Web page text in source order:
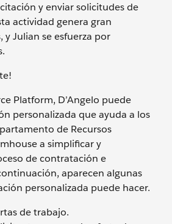
y enviar solicitudes de
actividad genera gran
Julian se esfuerza por
Platform, D’Angelo puede
personalizada que ayuda a los
de Recursos
a simplificar y
de contratación e
aparecen algunas
personalizada puede hacer.
de trabajo.